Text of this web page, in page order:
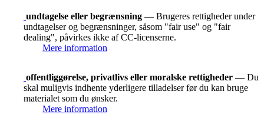
undtagelse eller begrænsning — Brugeres rettigheder under
undtagelser og begrænsninger, såsom "fair use" og "fair
dealing", påvirkes ikke af CC-licenserne.
Mere information
offentliggørelse, privatlivs eller moralske rettigheder — Du
skal muligvis indhente yderligere tilladelser før du kan bruge
materialet som du ønsker.
Mere information